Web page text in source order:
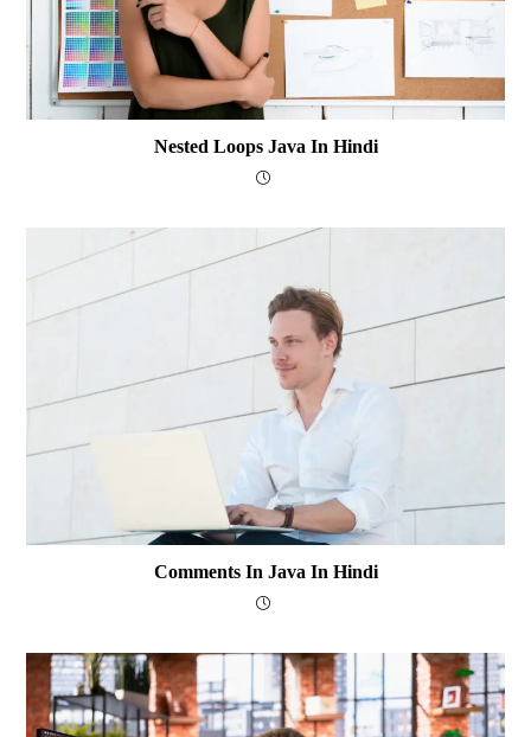
Nested Loops Java In Hindi
Comments In Java In Hindi